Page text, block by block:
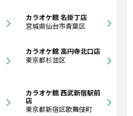
カラオケ館 名掛丁店
宮城県仙台市青葉区
カラオケ館 高円寺北口店
東京都杉並区
カラオケ館 西武新宿駅前
店
東京都新宿区歌舞伎町